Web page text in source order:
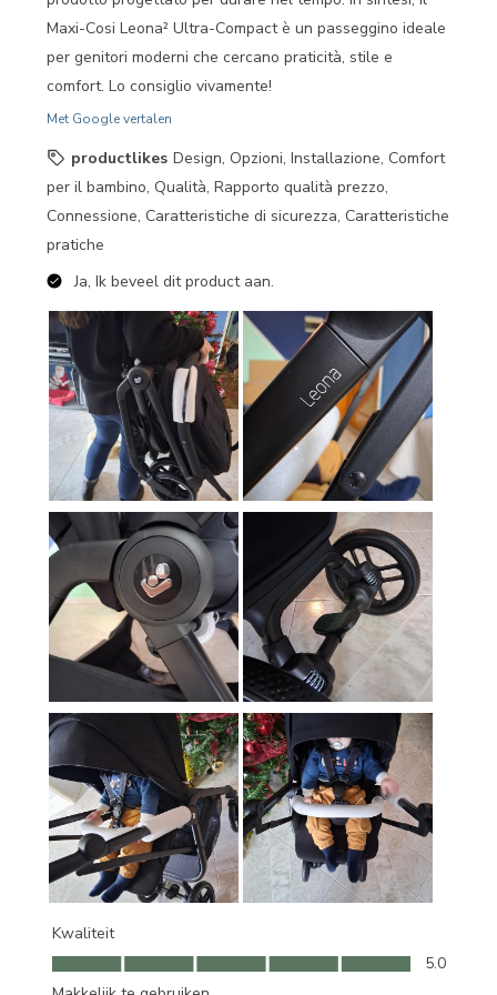
Maxi-Cosi Leona² Ultra-Compact è un passeggino ideale
per genitori moderni che cercano praticità, stile e
comfort. Lo consiglio vivamente!
Met Google vertalen
productlikes Design, Opzioni, Installazione, Comfort
per il bambino, Qualità, Rapporto qualità prezzo,
Connessione, Caratteristiche di sicurezza, Caratteristiche
pratiche
Ja, Ik beveel dit product aan.
Kwaliteit
Kwaliteit, 5.0 van 5
5.0